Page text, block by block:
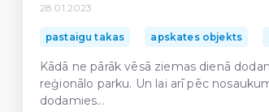
28.01.2023
pastaigu takas apskates objekts
Kādā ne pārāk vēsā ziemas dienā
reģionālo parku. Un lai arī pēc
dodamies...